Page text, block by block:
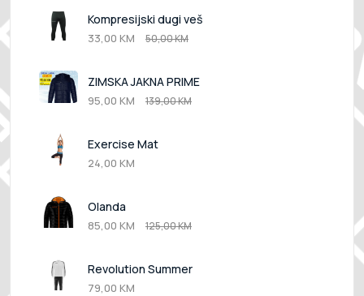
Kompresijski dugi veš
33,00 KM 50,00 KM
ZIMSKA JAKNA PRIME
95,00 KM 139,00 KM
Exercise Mat
24,00 KM
Olanda
85,00 KM 125,00 KM
Revolution Summer
79,00 KM